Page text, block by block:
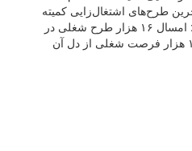
طرح‌های اشتغال‌زایی کمیته
امداد در سال جاری نیز گفت: امسال ۱۶ هزار طرح شغلی در
کمیته امداد اجرا کردیم که ۱۸ هزار فرصت شغلی از دل آن